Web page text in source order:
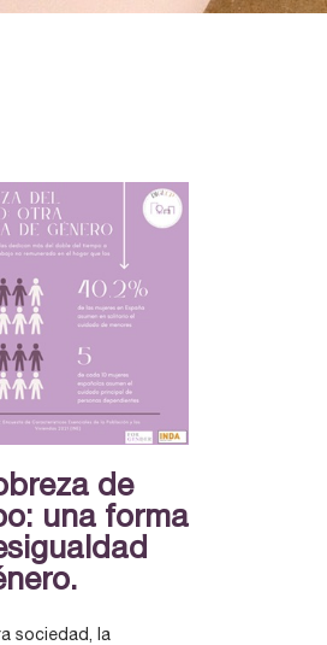
de
una forma
sociedad, la